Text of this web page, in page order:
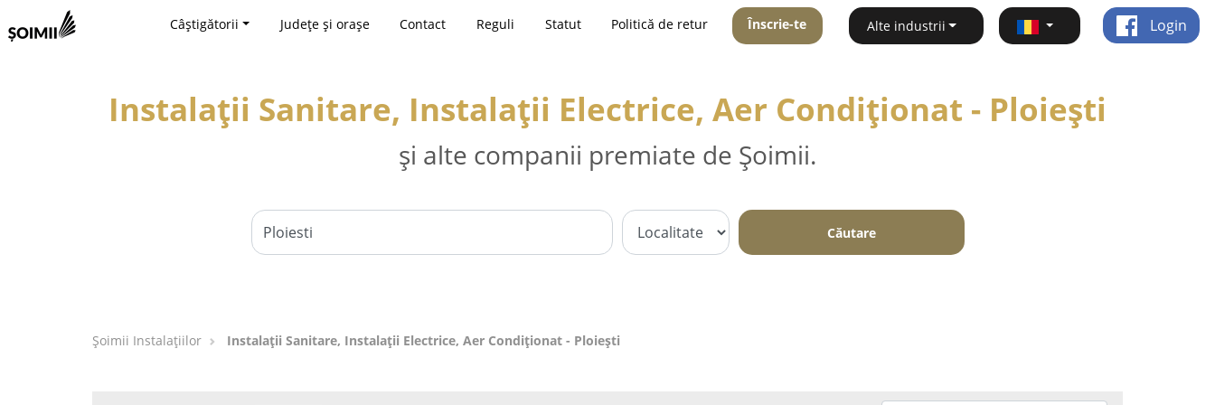
Câștigătorii Județe și orașe Contact Reguli Statut Politică de retur Înscrie-te Alte industrii Login
Instalații Sanitare, Instalații Electrice, Aer Condiționat - Ploieşti
și alte companii premiate de Șoimii.
Căutare
Şoimii Instalaţiilor Instalații Sanitare, Instalații Electrice, Aer Condiționat - Ploieşti